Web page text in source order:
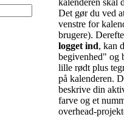
kalenderen skal
Det gør du ved
venstre for
brugere).
logget ind, kan
begivenhed" og
lille rødt plus
på kalenderen.
beskrive din
farve og et
overhead-